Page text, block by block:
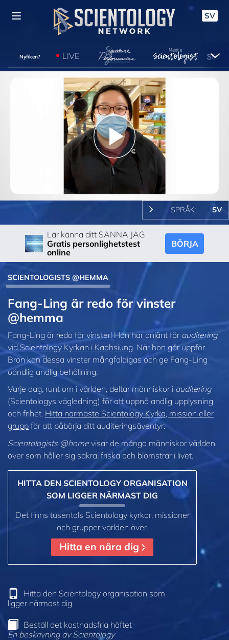
SV
Nyfiken? LIVE
Play
Video
SPRÅK: SV
Lär känna ditt SANNA JAG
Gratis personlighetstest
online
BÖRJA
SCIENTOLOGISTS @HEMMA
Fang‑Ling är redo för vinster
@hemma
Fang-Ling är redo för vinster! Hon har anlänt för auditering
vidScientology Kyrkan i Kaohsiung . När hon går uppför
Bron kan dessa vinster mångfaldigas och ge Fang-Ling
oändlig andlig behållning.
Varje dag, runt om i världen, deltar människor i auditering
(Scientologys vägledning) för att uppnå andlig upplysning
och frihet. Hitta närmaste Scientology Kyrka, mission eller
grupp för att påbörja ditt auditeringsäventyr.
Scientologists @home visar de många människor världen
över som håller sig säkra, friska och blomstrar i livet.
HITTA DEN SCIENTOLOGY ORGANISATION
SOM LIGGER NÄRMAST DIG
Det finns tusentals Scientology kyrkor, missioner
och grupper världen över.
Hitta en nära dig
Hitta den Scientology organisation som
ligger närmast dig
Beställ det kostnadsfria häftet
En beskrivning av Scientology